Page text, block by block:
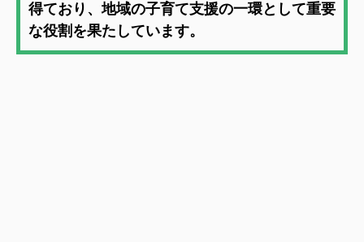
得ており、地域の子育て支援の一環として重要
な役割を果たしています。